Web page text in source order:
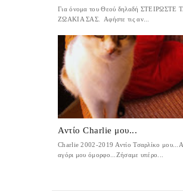
Για όνομα του Θεού δηλαδή ΣΤΕΙΡΩΣΤΕ
ΖΩΑΚΙΑ ΣΑΣ. Αφήστε τις αν...
Αντίο Charlie μου...
Charlie 2002-2019 Αντίο Τσαρλίκο
αγόρι μου όμορφο...Ζήσαμε υπέρο...